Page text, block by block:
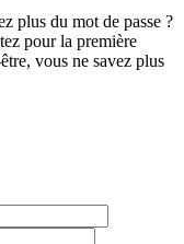
plus du mot de passe ?
pour la première
vous ne savez plus